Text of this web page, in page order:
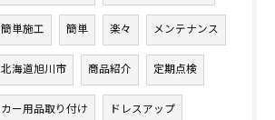
簡単施工 簡単 楽々 メンテナンス
北海道旭川市 商品紹介 定期点検
カー用品取り付け ドレスアップ